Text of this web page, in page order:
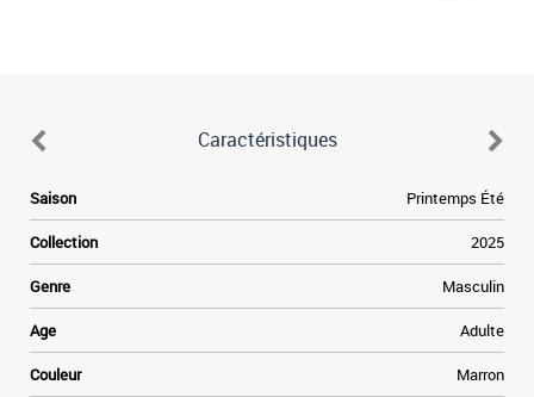
Caractéristiques
Saison Printemps Été
Collection 2025
Genre Masculin
Age Adulte
Couleur Marron